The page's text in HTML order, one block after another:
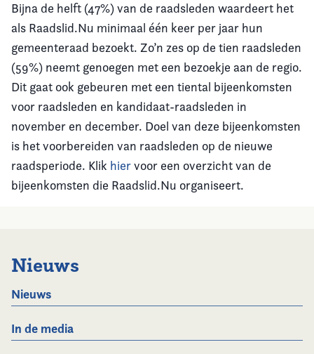
Bijna de helft (47%) van de raadsleden waardeert het
als Raadslid.Nu minimaal één keer per jaar hun
gemeenteraad bezoekt. Zo’n zes op de tien raadsleden
(59%) neemt genoegen met een bezoekje aan de regio.
Dit gaat ook gebeuren met een tiental bijeenkomsten
voor raadsleden en kandidaat-raadsleden in
november en december. Doel van deze bijeenkomsten
is het voorbereiden van raadsleden op de nieuwe
raadsperiode. Klik hiervoor een overzicht van de
bijeenkomsten die Raadslid.Nu organiseert.
Nieuws
Nieuws
In de media